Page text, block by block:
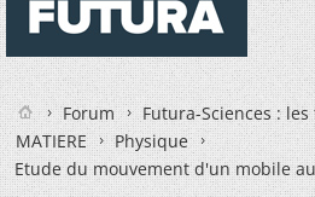
Forum
Futura-Sciences :
MATIERE
Physique
Etude du mouvement d'un mobile